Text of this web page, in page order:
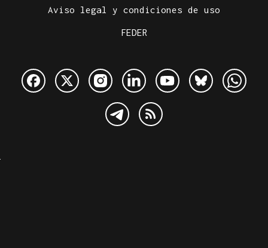
Aviso legal y condiciones de uso
FEDER